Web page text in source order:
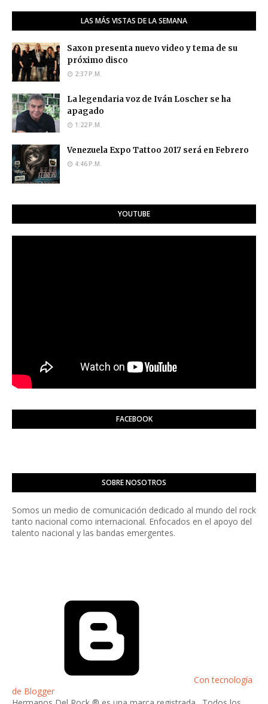
LAS MÁS VISTAS DE LA SEMANA
Saxon presenta nuevo video y tema de su
próximo disco
2:37 P.M.
La legendaria voz de Iván Loscher se ha
apagado
1:22 P.M.
Venezuela Expo Tattoo 2017 será en Febrero
4:46 P.M.
YOUTUBE
FACEBOOK
SOBRE NOSOTROS
Somos un medio de comunicación dedicado al mundo del rock
tanto nacional como internacional. Enfocados en el apoyo del
talento nacional y las bandas emergentes.
Con tecnología
de Blogger